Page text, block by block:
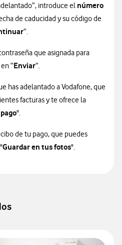
introduce el número
de caducidad y su código de
”.
que asignada para
“Enviar”.
has adelantado a Vodafone, que
facturas y te ofrece la
".
de tu pago, que puedes
Guardar en tus fotos".